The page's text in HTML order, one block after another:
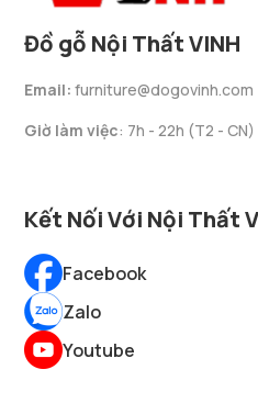
Đồ gỗ Nội Thất VINH
Email: furniture@dogovinh.com
Giờ làm việc: 7h - 22h (T2 - CN)
Kết Nối Với Nội Thất
Facebook
Zalo
Youtube